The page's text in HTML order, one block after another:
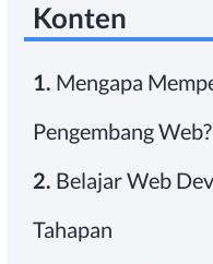
Konten
1. Mengapa
Pengembang Web?
2. Belajar Web
Tahapan